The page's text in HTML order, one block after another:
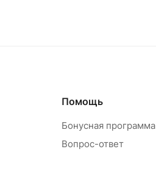
Помощь
Бонусная программа
Вопрос-ответ